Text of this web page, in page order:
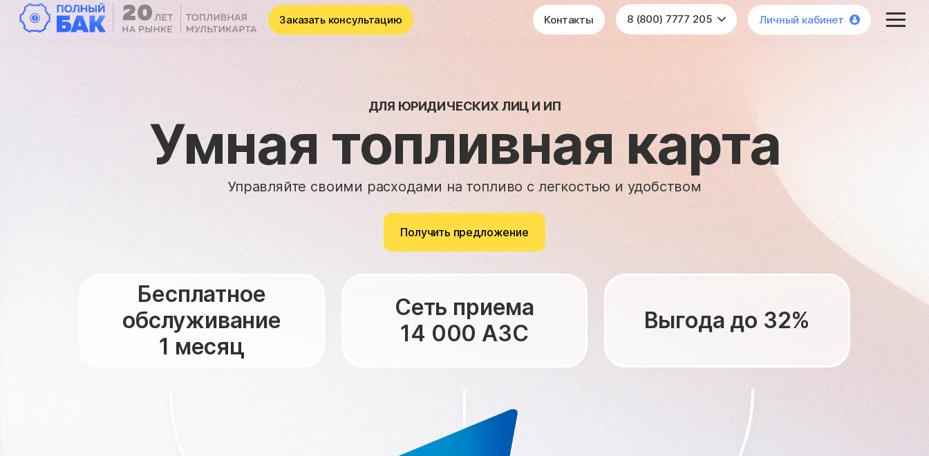
Заказать консультацию Контакты 8 (800) 7777 205 Личный кабинет
ДЛЯ ЮРИДИЧЕСКИХ ЛИЦ И ИП
Умная топливная карта
Управляйте своими расходами на топливо с легкостью и удобством
Получить предложение
Бесплатное
обслуживание
1 месяц
Сеть приема
14 000 АЗС
Выгода до 32%